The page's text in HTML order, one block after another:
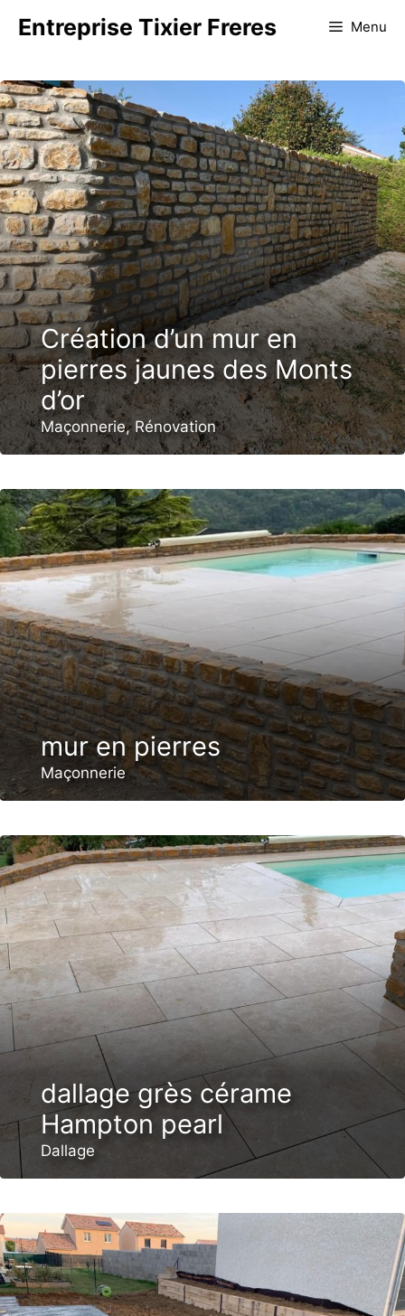
Entreprise Tixier Freres Menu
Création d’un mur en
pierres jaunes des Monts
d’or
Maçonnerie, Rénovation
mur en pierres
Maçonnerie
dallage grès cérame
Hampton pearl
Dallage